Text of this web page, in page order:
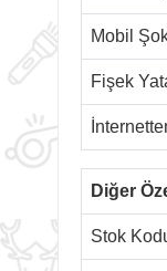
Mobil
Fişek
Diğer
Stok